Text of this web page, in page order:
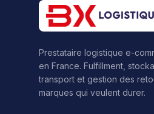
Prestataire logistique e-
en France. Fulfillment,
transport et gestion des
marques qui veulent durer.